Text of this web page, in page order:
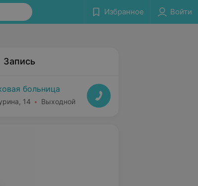
Избранное Войти
Запись
больница
14 Выходной